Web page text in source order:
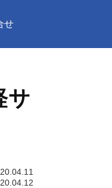
せ
サ